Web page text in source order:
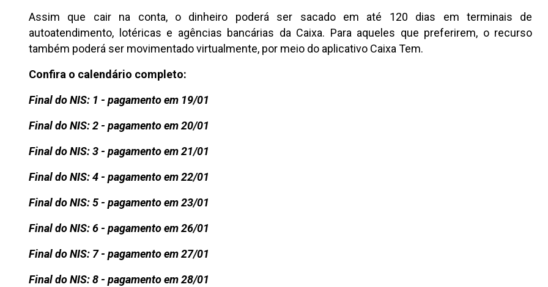
Assim que cair na conta, o dinheiro poderá ser sacado em até 120 dias em terminais de
autoatendimento, lotéricas e agências bancárias da Caixa. Para aqueles que preferirem, o recurso
também poderá ser movimentado virtualmente, por meio do aplicativo Caixa Tem.
Confira o calendário completo:
Final do NIS: 1 - pagamento em 19/01
Final do NIS: 2 - pagamento em 20/01
Final do NIS: 3 - pagamento em 21/01
Final do NIS: 4 - pagamento em 22/01
Final do NIS: 5 - pagamento em 23/01
Final do NIS: 6 - pagamento em 26/01
Final do NIS: 7 - pagamento em 27/01
Final do NIS: 8 - pagamento em 28/01